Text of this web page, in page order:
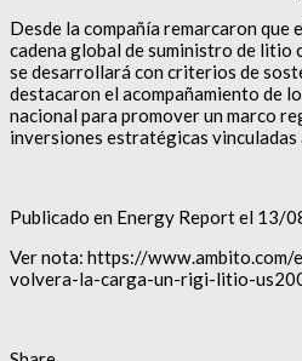
Desde la compañía remarcaron
cadena global de suministro de litio
se desarrollará con criterios de
destacaron el acompañamiento de
nacional para promover un marco
inversiones estratégicas vinculadas
Publicado en Energy Report el 13/
Ver nota: https://
volvera-la-carga-un-rigi-litio-